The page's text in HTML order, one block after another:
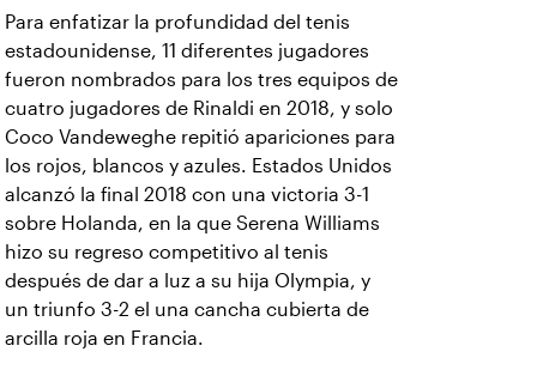
Para enfatizar la profundidad del tenis
estadounidense, 11 diferentes jugadores
fueron nombrados para los tres equipos de
cuatro jugadores de Rinaldi en 2018, y solo
Coco Vandeweghe repitió apariciones para
los rojos, blancos y azules. Estados Unidos
alcanzó la final 2018 con una victoria 3-1
sobre Holanda, en la que Serena Williams
hizo su regreso competitivo al tenis
después de dar a luz a su hija Olympia, y
un triunfo 3-2 el una cancha cubierta de
arcilla roja en Francia.